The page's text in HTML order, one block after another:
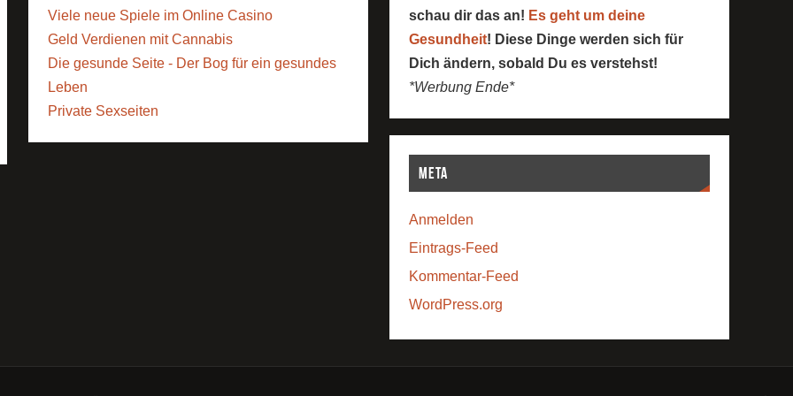
Viele neue Spiele im Online Casino
Geld Verdienen mit Cannabis
Die gesunde Seite - Der Bog für ein gesundes
Leben
Private Sexseiten
schau dir das an! Es geht um deine
Gesundheit! Diese Dinge werden sich für
Dich ändern, sobald Du es verstehst!
*Werbung Ende*
Meta
Anmelden
Eintrags-Feed
Kommentar-Feed
WordPress.org